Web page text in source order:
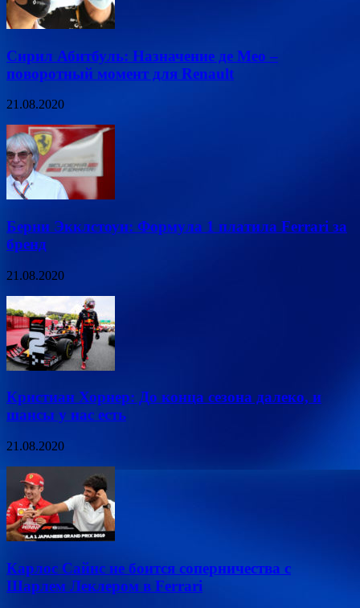
Сирил Абитбуль: Назначение де Мео –
поворотный момент для Renault
21.08.2020
Берни Экклстоун: Формула 1 платила Ferrari за
бренд
21.08.2020
Кристиан Хорнер: До конца сезона далеко, и
шансы у нас есть
21.08.2020
Карлос Сайнс не боится соперничества с
Шарлем Леклером в Ferrari